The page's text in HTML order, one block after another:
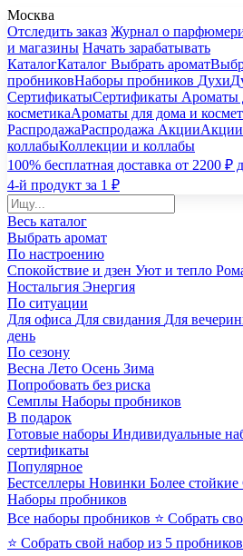
Москва
Отследить заказ Журнал о
и магазины Начать зарабатывать
КаталогКаталог Выбрать аромат
пробниковНаборы пробников Духи
СертификатыСертификаты Ароматы
косметикаАроматы для дома и
РаспродажаРаспродажа АкцииАкции
коллабыКоллекции и коллабы
100% бесплатная доставка от 2200 ₽
4-й продукт за 1 ₽
Весь каталог
Выбрать аромат
По настроению
Спокойствие и дзен Уют и тепло
Ностальгия Энергия
По ситуации
Для офиса Для свидания Для
день
По сезону
Весна Лето Осень Зима
Попробовать без риска
Семплы Наборы пробников
В подарок
Готовые наборы Индивидуальные
сертификаты
Популярное
Бестселлеры Новинки Более стойкие
Наборы пробников
Все наборы пробников ⭐ Собрать
⭐ Собрать свой набор из 5 пробников